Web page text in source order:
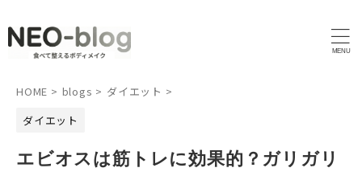
HOME > blogs > ダイエット >
ダイエット
エビオスは筋トレに効果的？ガリガリ